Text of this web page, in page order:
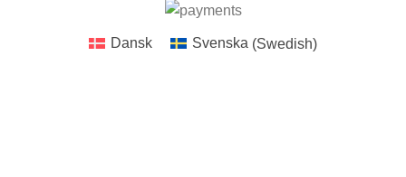
Dansk Svenska (Swedish)